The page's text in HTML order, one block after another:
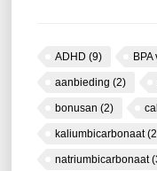
ADHD (9) BPA
aanbieding (2)
bonusan (2)
kaliumbicarbonaat
natriumbicarbonaat